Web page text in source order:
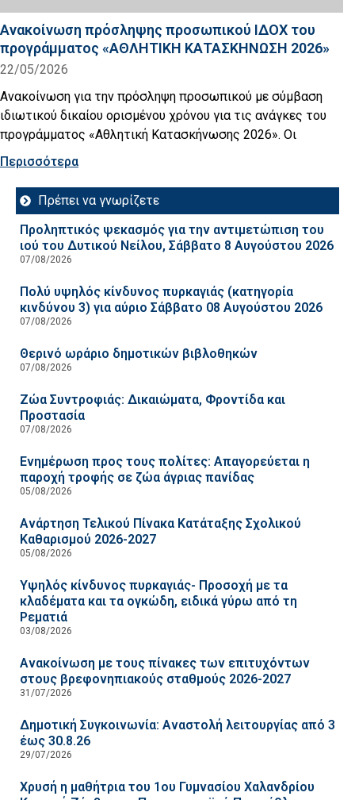
Ανακοίνωση πρόσληψης προσωπικού ΙΔOΧ του
προγράμματος «ΑΘΛΗΤΙΚΗ ΚΑΤΑΣΚΗΝΩΣΗ 2026»
22/05/2026
Ανακοίνωση για την πρόσληψη προσωπικού με σύμβαση
ιδιωτικού δικαίου ορισμένου χρόνου για τις ανάγκες του
προγράμματος «Αθλητική Κατασκήνωσης 2026». Οι
Περισσότερα
Πρέπει να γνωρίζετε
Προληπτικός ψεκασμός για την αντιμετώπιση του
ιού του Δυτικού Νείλου, Σάββατο 8 Αυγούστου 2026
07/08/2026
Πολύ υψηλός κίνδυνος πυρκαγιάς (κατηγορία
κινδύνου 3) για αύριο Σάββατο 08 Αυγούστου 2026
07/08/2026
Θερινό ωράριο δημοτικών βιβλοθηκών
07/08/2026
Ζώα Συντροφιάς: Δικαιώματα, Φροντίδα και
Προστασία
07/08/2026
Ενημέρωση προς τους πολίτες: Απαγορεύεται η
παροχή τροφής σε ζώα άγριας πανίδας
05/08/2026
Ανάρτηση Τελικού Πίνακα Κατάταξης Σχολικού
Καθαρισμού 2026-2027
05/08/2026
Υψηλός κίνδυνος πυρκαγιάς- Προσοχή με τα
κλαδέματα και τα ογκώδη, ειδικά γύρω από τη
Ρεματιά
03/08/2026
Ανακοίνωση με τους πίνακες των επιτυχόντων
στους βρεφονηπιακούς σταθμούς 2026-2027
31/07/2026
Δημοτική Συγκοινωνία: Αναστολή λειτουργίας από 3
έως 30.8.26
29/07/2026
Χρυσή η μαθήτρια του 1ου Γυμνασίου Χαλανδρίου